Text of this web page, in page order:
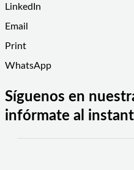
LinkedIn
Email
Print
WhatsApp
Síguenos en
infórmate al